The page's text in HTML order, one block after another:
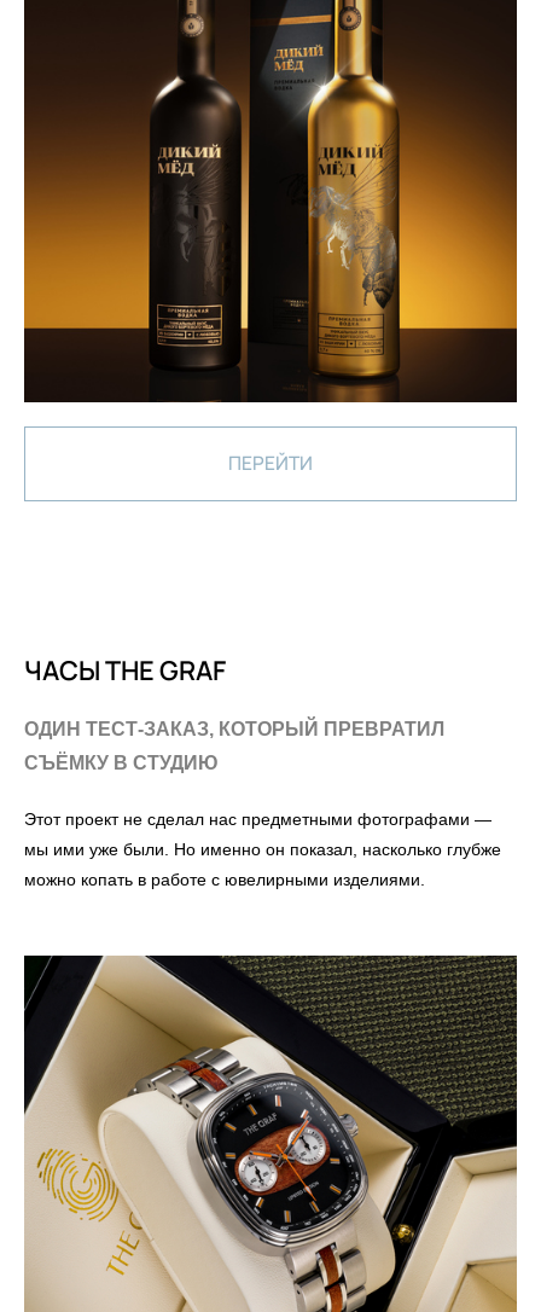
ПЕРЕЙТИ
ЧАСЫ THE GRAF
ОДИН ТЕСТ-ЗАКАЗ, КОТОРЫЙ ПРЕВРАТИЛ
СЪЁМКУ В СТУДИЮ
Этот проект не сделал нас предметными фотографами —
мы ими уже были. Но именно он показал, насколько глубже
можно копать в работе с ювелирными изделиями.